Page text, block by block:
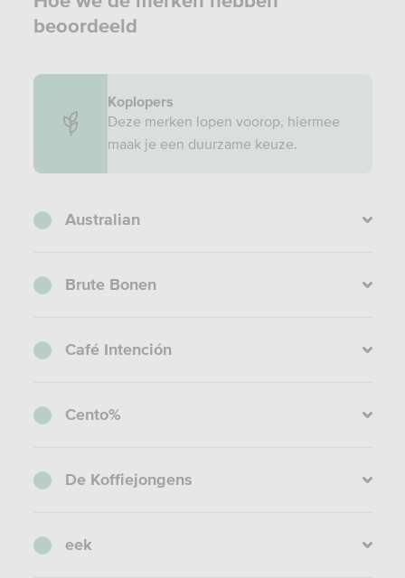
beoordeeld
Koplopers
Deze merken lopen voorop, hiermee
maak je een duurzame keuze.
Australian
Brute Bonen
Café Intención
Cento%
De Koffiejongens
eek